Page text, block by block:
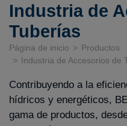
Industria de
Tuberías
Página de inicio
Productos
Industria de Accesorios de
Contribuyendo a la
hídricos y energéticos,
gama de productos,